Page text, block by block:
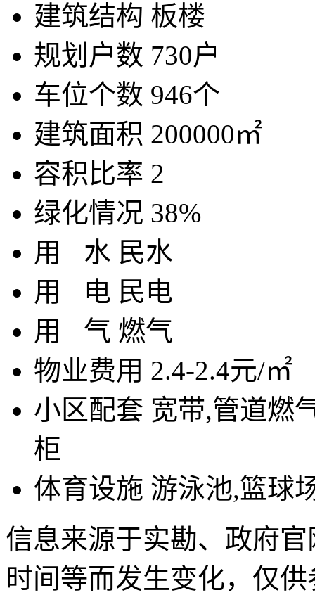
建筑结构 板楼
规划户数 730户
车位个数 946个
建筑面积 200000㎡
容积比率 2
绿化情况 38%
用 水 民水
用
电 民电
用 气 燃气
物业费用 2.4-2.4元/㎡
小区配套 宽带,管道燃
柜
体育设施 游泳池,篮球
信息来源于实勘、政府
时间等而发生变化，仅